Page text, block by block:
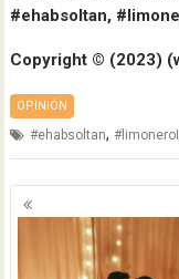
#ehabsoltan,
Copyright ©️ (2023)
OPINIÓN
#ehabsoltan,
Navegación
de
entradas